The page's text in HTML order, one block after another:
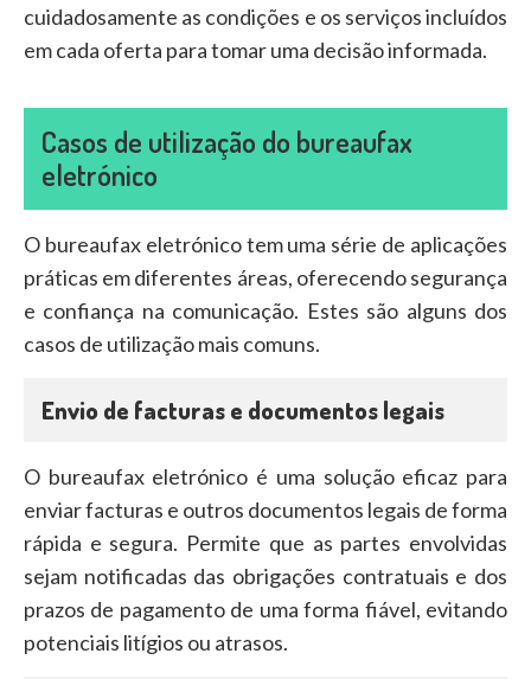
cuidadosamente as condições e os serviços incluídos
em cada oferta para tomar uma decisão informada.
Casos de utilização do bureaufax
eletrónico
O bureaufax eletrónico tem uma série de aplicações
práticas em diferentes áreas, oferecendo segurança
e confiança na comunicação. Estes são alguns dos
casos de utilização mais comuns.
Envio de facturas e documentos legais
O bureaufax eletrónico é uma solução eficaz para
enviar facturas e outros documentos legais de forma
rápida e segura. Permite que as partes envolvidas
sejam notificadas das obrigações contratuais e dos
prazos de pagamento de uma forma fiável, evitando
potenciais litígios ou atrasos.